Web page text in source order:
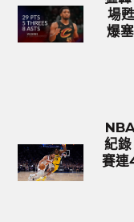
MLB／今永昇
生涯前9戰防
MLB美國職棒
場
爆
紀
賽連